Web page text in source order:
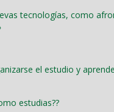
tecnologías, como
el estudio y
estudias??